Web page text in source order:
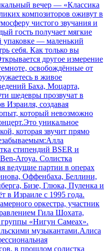
вечер — «Классика
композиторов оживут в
чистого звучания и
гость получает мягкие
упаковке — маленький
себя. Как только вы
другое измерение
освобождённые от
в живое
Баха, Моцарта,
шедевры прозвучат в
Израиля, создавая
который невозможно
уникальное
которая звучит прямо
стипендий BSER и
Aroya. Солистка
ведущие партии в операх
Оффенбаха, Беллини,
Бизе, Глюка, Пуленка и
Израиле с 1995 года.
оркестра, участник
Гила Шохата,
группы «Нигун Самеах».
музыкантами.Алиса
в прошлом солистка